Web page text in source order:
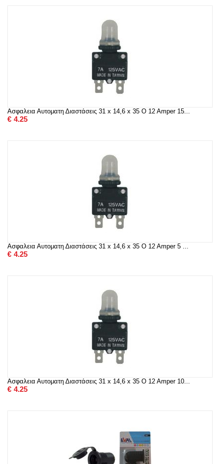
Ασφαλεια Αυτοματη Διαστάσεις 31 x 14,6 x 35 O 12 Amper 15...
€ 4.25
Ασφαλεια Αυτοματη Διαστάσεις 31 x 14,6 x 35 O 12 Amper 5 ...
€ 4.25
Ασφαλεια Αυτοματη Διαστάσεις 31 x 14,6 x 35 O 12 Amper 10...
€ 4.25